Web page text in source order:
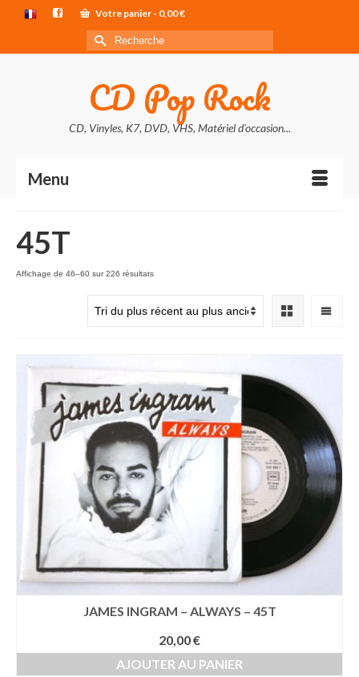
Votre panier - 0,00€
Rechercher :
CD Pop Rock
CD, Vinyles, K7, DVD, VHS, Matériel d'occasion...
Menu
45T
Affichage de 46–60 sur 226 résultatsTrié
JAMES INGRAM – ALWAYS – 45T
20,00€
AJOUTER AU PANIER